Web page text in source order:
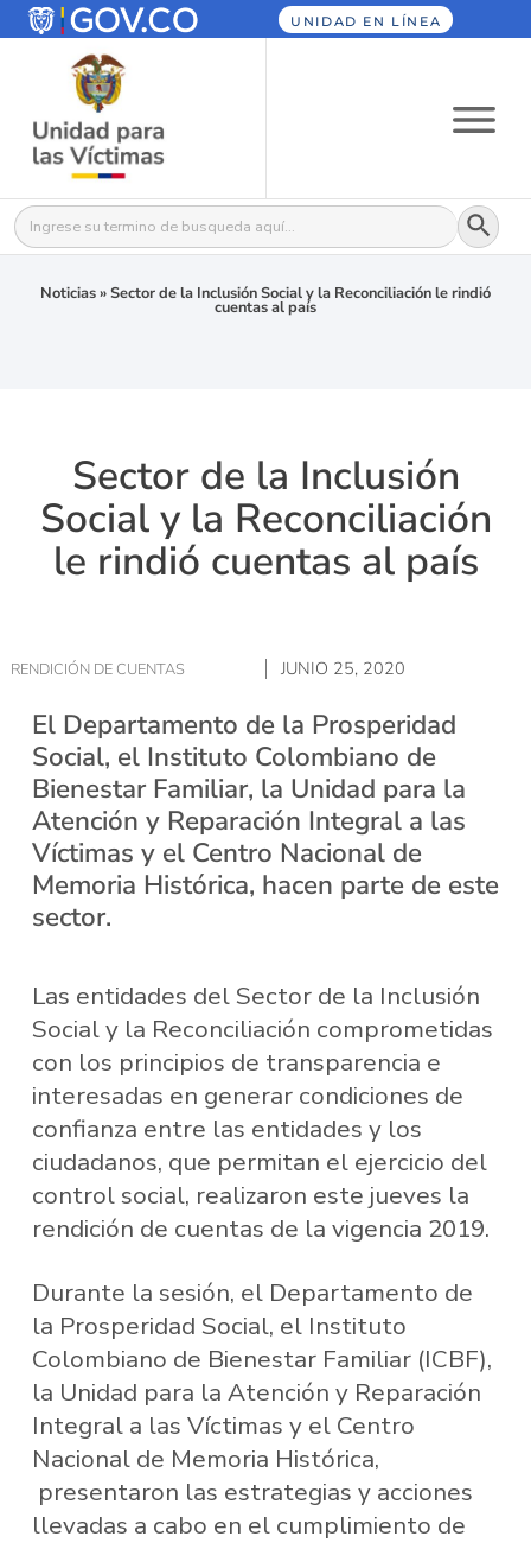
UNIDAD EN LÍNEA
Buscar: Botón
Noticias»Sector de la Inclusión Social y la Reconciliación le rindió
cuentas al país
Sector de la Inclusión
Social y la Reconciliación
le rindió cuentas al país
RENDICIÓN DE CUENTAS JUNIO 25, 2020
El Departamento de la Prosperidad
Social, el Instituto Colombiano de
Bienestar Familiar, la Unidad para la
Atención y Reparación Integral a las
Víctimas y el Centro Nacional de
Memoria Histórica, hacen parte de este
sector.
Las entidades del Sector de la Inclusión
Social y la Reconciliación comprometidas
con los principios de transparencia e
interesadas en generar condiciones de
confianza entre las entidades y los
ciudadanos, que permitan el ejercicio del
control social, realizaron este jueves la
rendición de cuentas de la vigencia 2019.
Durante la sesión, el Departamento de
la Prosperidad Social, el Instituto
Colombiano de Bienestar Familiar (ICBF),
la Unidad para la Atención y Reparación
Integral a las Víctimas y el Centro
Nacional de Memoria Histórica,
presentaron las estrategias y acciones
llevadas a cabo en el cumplimiento de